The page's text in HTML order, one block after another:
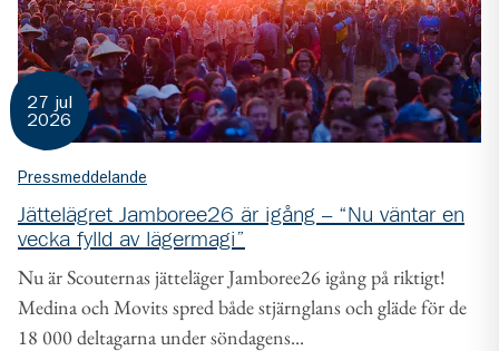
27 jul
2026
Pressmeddelande
Jättelägret Jamboree26 är igång – “Nu väntar en
vecka fylld av lägermagi”
Nu är Scouternas jätteläger Jamboree26 igång på riktigt!
Medina och Movits spred både stjärnglans och gläde för de
18 000 deltagarna under söndagens...